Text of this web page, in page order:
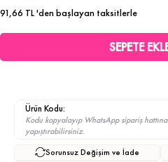
91,66 TL'den başlayan taksitlerle
Ürün Kodu:
Kodu kopyalayıp WhatsApp sipariş hattına
yapıştırabilirsiniz.
Sorunsuz Değişim ve İade